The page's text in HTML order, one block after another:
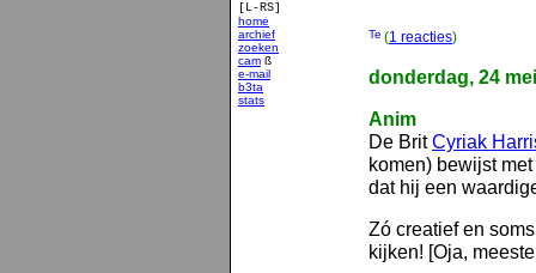
[L-RS]
home
archief
zoeken
cam ß
e-mail
b3ta
stats
(1 reacties)
donderdag, 24
Anim
De BritCyriak
komen) bewijst
dat hij een
Zó creatief en
kijken! [Oja,